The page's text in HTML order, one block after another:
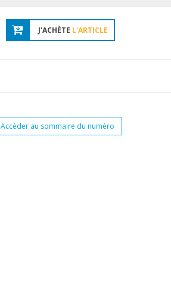
J'ACHÈTE L'ARTICLE
Accéder au sommaire du numéro